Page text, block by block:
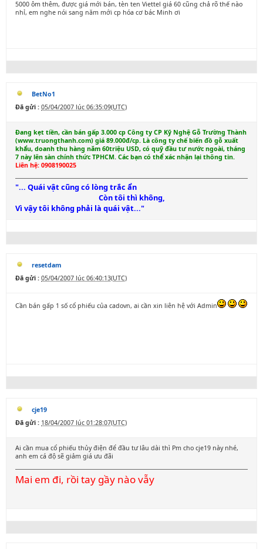
5000 ôm thêm, được giá mới bán, tèn ten Viettel giá 60 cũng chả rõ thế nào
nhỉ, em nghe nói sang năm mới cp hóa cơ bác Minh ơi
BetNo1
Đã gửi : 05/04/2007 lúc 06:35:09(UTC)
Đang kẹt tiền, cần bán gấp 3.000 cp Công ty CP Kỹ Nghệ Gỗ Trường Thành
(www.truongthanh.com) giá 89.000đ/cp. Là công ty chế biến đồ gỗ xuất
khẩu, doanh thu hàng năm 60triệu USD, có quỹ đầu tư nước ngoài, tháng
7 này lên sàn chính thức TPHCM. Các bạn có thể xác nhận lại thông tin.
Liên hệ: 0908190025
"... Quái vật cũng có lòng trắc ẩn
Còn tôi thì không,
Vì vậy tôi không phải là quái vật..."
resetdam
Đã gửi : 05/04/2007 lúc 06:40:13(UTC)
Cần bán gấp 1 số cổ phiếu của cadovn, ai cần xin liên hệ với Admin
cje19
Đã gửi : 18/04/2007 lúc 01:28:07(UTC)
Ai cần mua cổ phiếu thủy điện để đầu tư lâu dài thì Pm cho cje19 này nhé,
anh em cá độ sẽ giảm giá ưu đãi
Mai em đi, rồi tay gầy nào vẫy